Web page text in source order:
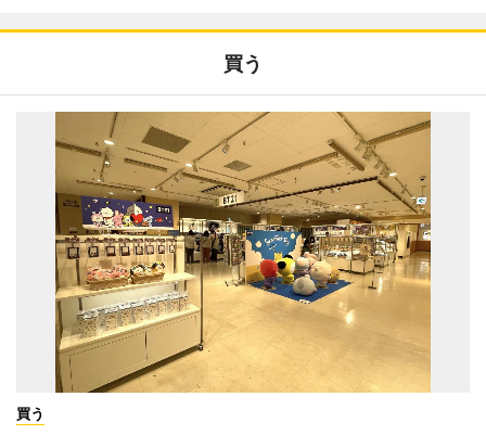
買う
買う